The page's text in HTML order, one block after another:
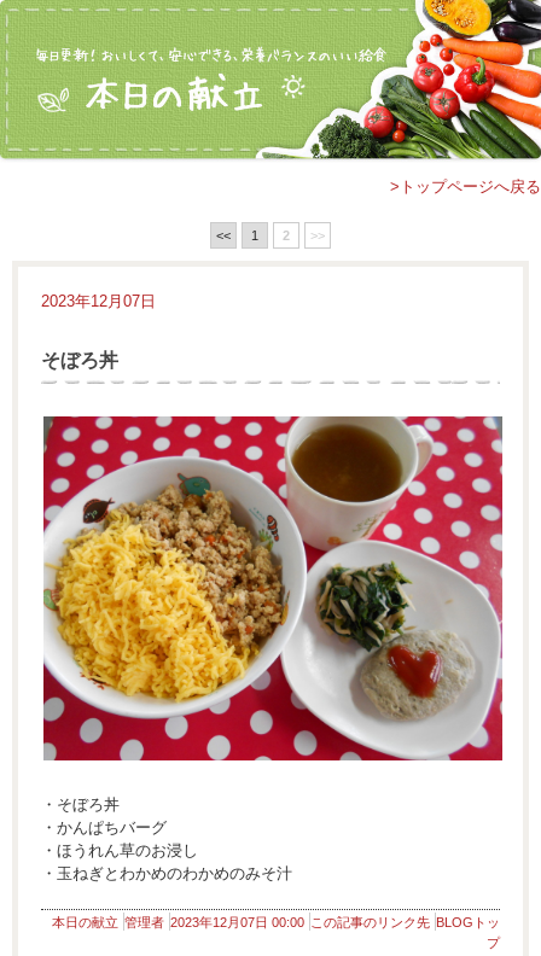
>トップページへ戻る
<< 1 2 >>
2023年12月07日
そぼろ丼
・そぼろ丼
・かんぱちバーグ
・ほうれん草のお浸し
・玉ねぎとわかめのわかめのみそ汁
本日の献立 管理者 2023年12月07日 00:00 この記事のリンク先 BLOGトッ
プ